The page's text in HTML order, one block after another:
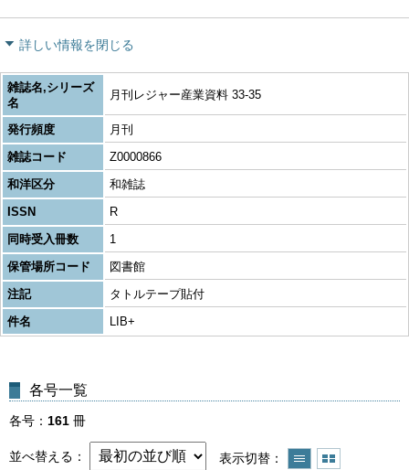
詳しい情報を閉じる
雑誌名,シリーズ
名
月刊レジャー産業資料 33-35
発行頻度
月刊
雑誌コード
Z0000866
和洋区分
和雑誌
ISSN
R
同時受入冊数
1
保管場所コード
図書館
注記
タトルテープ貼付
件名
LIB+
各号一覧
各号 161 冊
並べ替える 表示切替